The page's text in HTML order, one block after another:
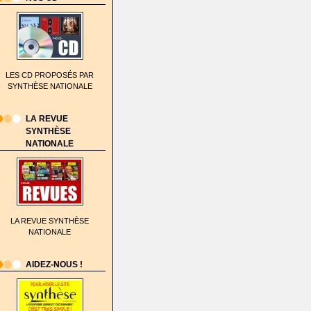
LES CD PROPOSÉS PAR
SYNTHÈSE NATIONALE
LA REVUE
SYNTHÈSE
NATIONALE
LA REVUE SYNTHÈSE
NATIONALE
AIDEZ-NOUS !